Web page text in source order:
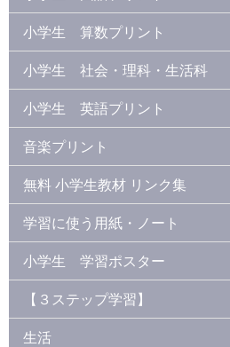
小学生 算数プリント
小学生 社会・理科・生活科
小学生 英語プリント
音楽プリント
無料 小学生教材 リンク集
学習に使う用紙・ノート
小学生 学習ポスター
【３ステップ学習】
生活